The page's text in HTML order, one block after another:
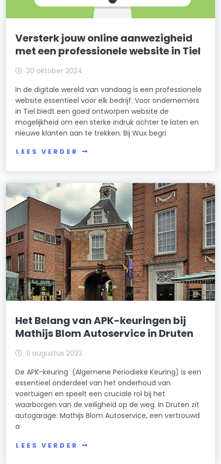
Versterk jouw online aanwezigheid
met een professionele website in Tiel
30 oktober 2024
In de digitale wereld van vandaag is een professionele
website essentieel voor elk bedrijf. Voor ondernemers
in Tiel biedt een goed ontworpen website de
mogelijkheid om een sterke indruk achter te laten en
nieuwe klanten aan te trekken. Bij Wux begri
LEES VERDER
Het Belang van APK-keuringen bij
Mathijs Blom Autoservice in Druten
11 augustus 2023
De APK-keuring (Algemene Periodieke Keuring) is een
essentieel onderdeel van het onderhoud van
voertuigen en speelt een cruciale rol bij het
waarborgen van de veiligheid op de weg. In Druten zit
autogarage: Mathijs Blom Autoservice, een vertrouwd
a
LEES VERDER